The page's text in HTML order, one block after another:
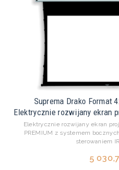
Suprema Drako Format
Elektrycznie rozwijany ekran
Elektrycznie rozwijany ekran
PREMIUM z systemem
sterowaniem IR
5